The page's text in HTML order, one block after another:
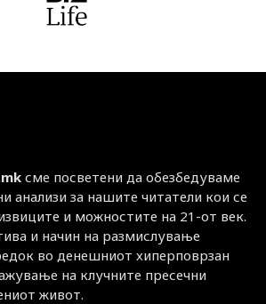
сме посветени да обезбедуваме
анализи за нашите читатели кои се
и можностите на 21-от век.
и начин на размислување
во денешниот хиперповрзан
на клучните пресечни
живот.